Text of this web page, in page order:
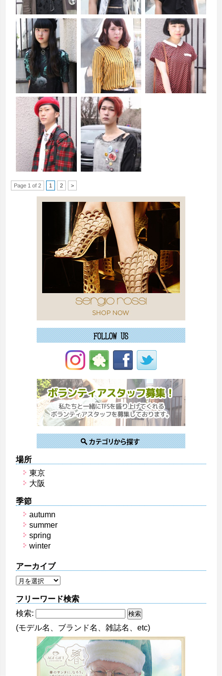
Page 1 of 2 1 2 >
場所
東京
大阪
季節
autumn
summer
spring
winter
アーカイブ
フリーワード検索
検索:
(モデル名、ブランド名、雑誌名、etc)